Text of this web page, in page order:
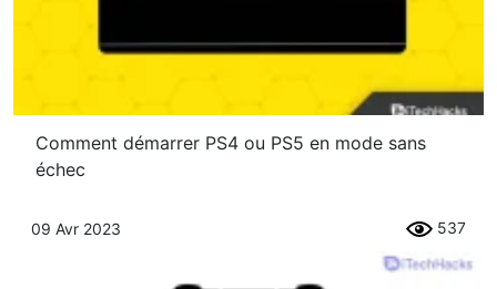
Comment démarrer PS4 ou PS5 en mode sans
échec
09 Avr 2023 537